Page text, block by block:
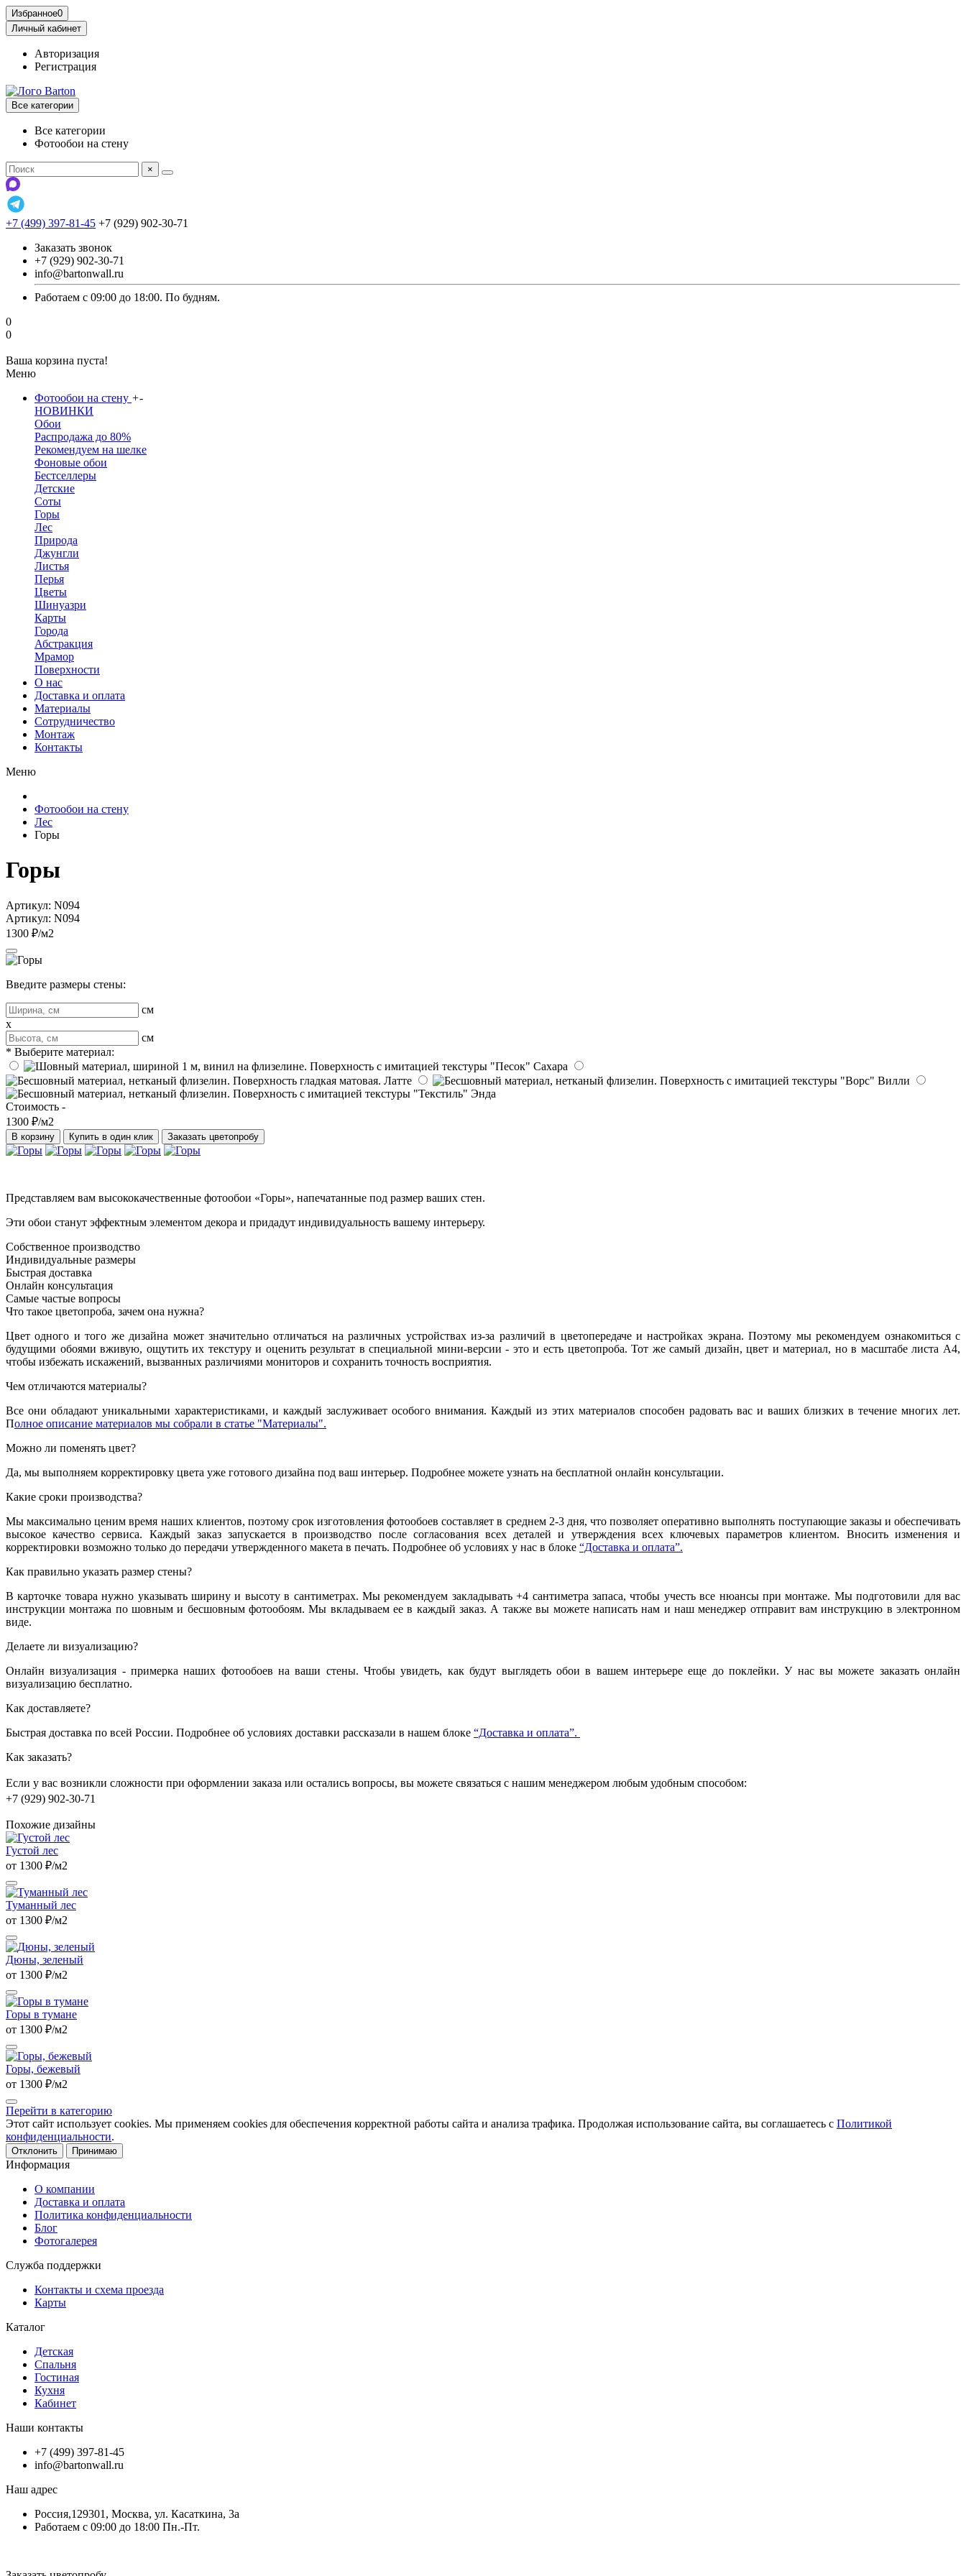
Избранное0
Личный кабинет
Авторизация
Регистрация
Все категории
Все категории
Фотообои на стену
×
+7 (499) 397-81-45 +7 (929) 902-30-71
Заказать звонок
+7 (929) 902-30-71
info@bartonwall.ru
Работаем с 09:00 до 18:00. По будням.
0
0
Ваша корзина пуста!
Меню
Фотообои на стену +-
НОВИНКИ
Обои
Распродажа до 80%
Рекомендуем на шелке
Фоновые обои
Бестселлеры
Детские
Соты
Горы
Лес
Природа
Джунгли
Листья
Перья
Цветы
Шинуазри
Карты
Города
Абстракция
Мрамор
Поверхности
О нас
Доставка и оплата
Материалы
Сотрудничество
Монтаж
Контакты
Меню
Фотообои на стену
Лес
Горы
Горы
Артикул: N094
Артикул: N094
1300 ₽/м2
Введите размеры стены:
см
x
см
* Выберите материал:
Сахара
Латте
Вилли
Энда
Стоимость -
1300 ₽/м2
В корзину Купить в один клик Заказать цветопробу
Представляем вам высококачественные фотообои «Горы», напечатанные под размер ваших стен.
Эти обои станут эффектным элементом декора и придадут индивидуальность вашему интерьеру.
Собственное производство
Индивидуальные размеры
Быстрая доставка
Онлайн консультация
Самые частые вопросы
Что такое цветопроба, зачем она нужна?
Цвет одного и того же дизайна может значительно отличаться на различных устройствах из-за различий в цветопередаче и настройках экрана. Поэтому мы рекомендуем ознакомиться с
будущими обоями вживую, ощутить их текстуру и оценить результат в специальной мини-версии - это и есть цветопроба. Тот же самый дизайн, цвет и материал, но в масштабе листа А4,
чтобы избежать искажений, вызванных различиями мониторов и сохранить точность восприятия.
Чем отличаются материалы?
Все они обладают уникальными характеристиками, и каждый заслуживает особого внимания. Каждый из этих материалов способен радовать вас и ваших близких в течение многих лет.
Полное описание материалов мы собрали в статье "Материалы".
Можно ли поменять цвет?
Да, мы выполняем корректировку цвета уже готового дизайна под ваш интерьер. Подробнее можете узнать на бесплатной онлайн консультации.
Какие сроки производства?
Мы максимально ценим время наших клиентов, поэтому срок изготовления фотообоев составляет в среднем 2-3 дня, что позволяет оперативно выполнять поступающие заказы и обеспечивать
высокое качество сервиса. Каждый заказ запускается в производство после согласования всех деталей и утверждения всех ключевых параметров клиентом. Вносить изменения и
корректировки возможно только до передачи утвержденного макета в печать. Подробнее об условиях у нас в блоке “Доставка и оплата”.
Как правильно указать размер стены?
В карточке товара нужно указывать ширину и высоту в сантиметрах. Мы рекомендуем закладывать +4 сантиметра запаса, чтобы учесть все нюансы при монтаже. Мы подготовили для вас
инструкции монтажа по шовным и бесшовным фотообоям. Мы вкладываем ее в каждый заказ. А также вы можете написать нам и наш менеджер отправит вам инструкцию в электронном
виде.
Делаете ли визуализацию?
Онлайн визуализация - примерка наших фотообоев на ваши стены. Чтобы увидеть, как будут выглядеть обои в вашем интерьере еще до поклейки. У нас вы можете заказать онлайн
визуализацию бесплатно.
Как доставляете?
Быстрая доставка по всей России. Подробнее об условиях доставки рассказали в нашем блоке “Доставка и оплата”.
Как заказать?
Если у вас возникли сложности при оформлении заказа или остались вопросы, вы можете связаться с нашим менеджером любым удобным способом:
+7 (929) 902-30-71
Похожие дизайны
Густой лес
от 1300 ₽/м2
Туманный лес
от 1300 ₽/м2
Дюны, зеленый
от 1300 ₽/м2
Горы в тумане
от 1300 ₽/м2
Горы, бежевый
от 1300 ₽/м2
Перейти в категорию
Этот сайт использует cookies. Мы применяем cookies для обеспечения корректной работы сайта и анализа трафика. Продолжая использование сайта, вы соглашаетесь с Политикой
конфиденциальности.
Отклонить Принимаю
Информация
О компании
Доставка и оплата
Политика конфиденциальности
Блог
Фотогалерея
Служба поддержки
Контакты и схема проезда
Карты
Каталог
Детская
Спальня
Гостиная
Кухня
Кабинет
Наши контакты
+7 (499) 397-81-45
info@bartonwall.ru
Наш адрес
Россия,129301, Москва, ул. Касаткина, 3а
Работаем с 09:00 до 18:00 Пн.-Пт.